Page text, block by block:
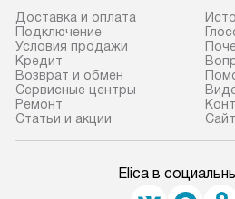
прибор до двери или прихожей.
Если необходимо переместить
прибор до места установки,
пожалуйста, предварительно
уточните это с менеджером.
За данную услугу взимается
дополнительная плата. Важно
прибора не позволяют ему
Доставка и оплата
Подключение
Условия продажи
Кредит
Возврат и обмен
Сервисные центры
Ремонт
Статьи и акции
Elica в